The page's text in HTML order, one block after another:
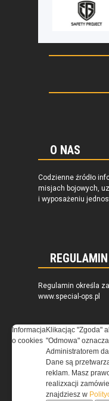
O NAS
Codzienne źródło
misjach bojowych,
i wyposażeniu
REGULAMIN
Regulamin określa
www.special-ops.pl
Korzystanie z
z zaakceptowaniem
przez Grupa
odpowiedzialnością
0000537655, NIP
(zwana dalej Grupa
Informacja
o cookies
Klikacjąc "Zgoda"
"Odmowa"
Administratorem
Dane są
reklam. Masz
realizxacji
znajdziesz w